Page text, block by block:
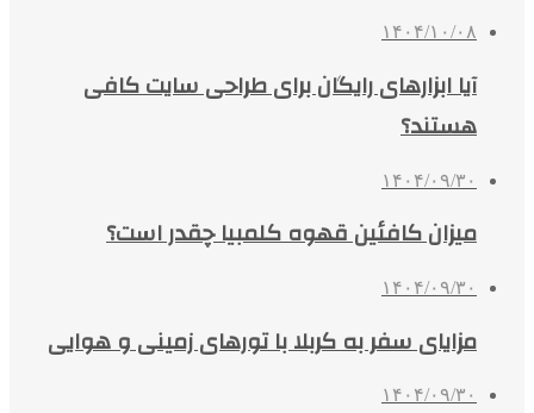
۱۴۰۴/۱۰/۰۸
آیا ابزارهای رایگان برای طراحی سایت کافی
هستند؟
۱۴۰۴/۰۹/۳۰
میزان کافئین قهوه کلمبیا چقدر است؟
۱۴۰۴/۰۹/۳۰
مزایای سفر به کربلا با تورهای زمینی و هوایی
۱۴۰۴/۰۹/۳۰